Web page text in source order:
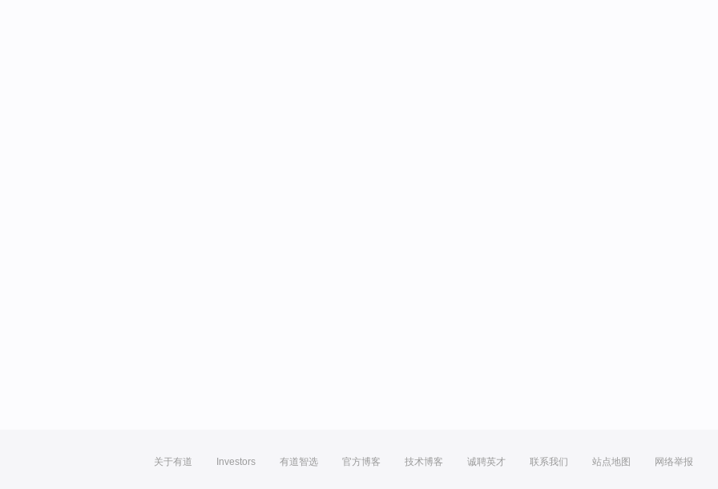
关于有道 Investors 有道智选 官方博客 技术博客 诚聘英才 联系我们 站点地图 网络举报